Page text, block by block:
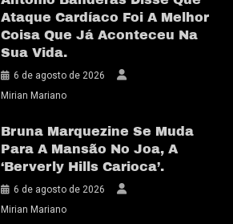
Ataque Cardíaco Foi A Melhor
Coisa Que Já Aconteceu Na
Sua Vida.
6 de agosto de 2026
Mirian Mariano
Bruna Marquezine Se Muda
Para A Mansão No Joa, A
‘Berverly Hills Carioca’.
6 de agosto de 2026
Mirian Mariano